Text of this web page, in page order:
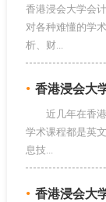
香港浸会大学会
对各种难懂的学
析、财...
• 香港浸会大
近几年在香港
学术课程都是英
息技...
• 香港浸会大